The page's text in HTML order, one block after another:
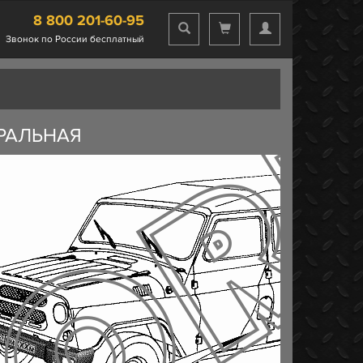
8 800 201-60-95
Звонок по России бесплатный